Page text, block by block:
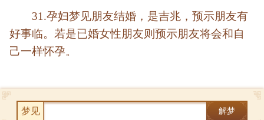
31.孕妇梦见朋友结婚，是吉兆，预示朋友有
好事临。若是已婚女性朋友则预示朋友将会和自
己一样怀孕。
梦见 解梦